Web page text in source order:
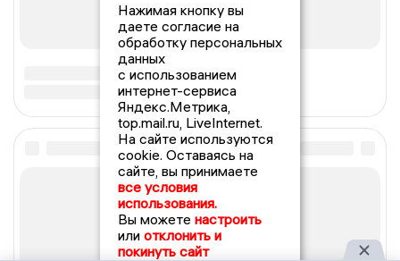
Нажимая кнопку вы
даете согласие на
обработку персональных
данных
с использованием
интернет-сервиса
Яндекс.Метрика,
top.mail.ru, LiveInternet.
На сайте используются
cookie. Оставаясь на
сайте, вы принимаете
все условия
использования.
Вы можете настроить
или отклонить и
покинуть сайт